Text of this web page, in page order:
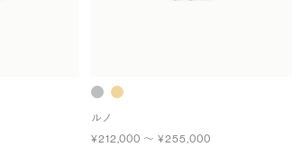
ルノ
¥212,000 〜 ¥255,000